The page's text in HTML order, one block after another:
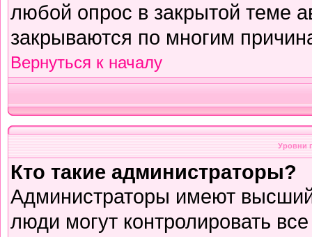
любой опрос в закрытой теме
закрываются по многим
Вернуться к началу
Уровни
Кто такие администраторы?
Администраторы имеют
люди могут контролировать